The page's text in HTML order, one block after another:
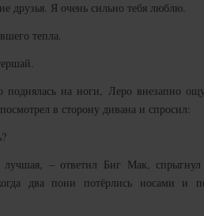
друзья. Я очень сильно тебя люблю.
тепла.
поднялась на ноги, Леро внезапно
в сторону дивана и спросил:
– ответил Биг Мак,
два пони потёрлись носами